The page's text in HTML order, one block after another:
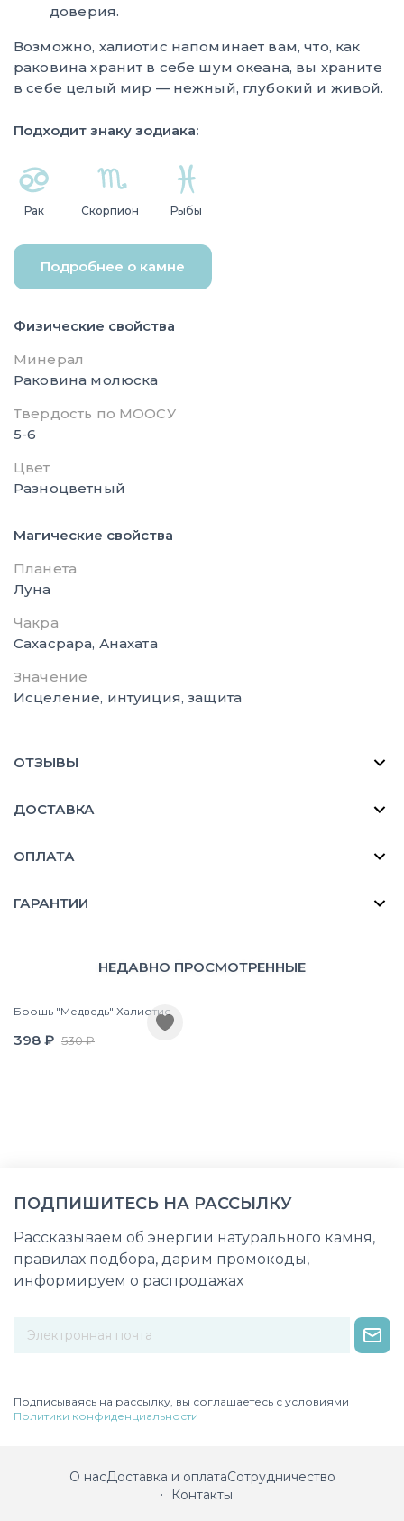
доверия.
Возможно, халиотис напоминает вам, что, как
раковина хранит в себе шум океана, вы храните
в себе целый мир — нежный, глубокий и живой.
Подходит знаку зодиака:
Рак Скорпион Рыбы
Подробнее о камне
Физические свойства
Минерал
Раковина молюска
Твердость по МООСУ
5-6
Цвет
Разноцветный
Магические свойства
Планета
Луна
Чакра
Сахасрара, Анахата
Значение
Исцеление, интуиция, защита
ОТЗЫВЫ
ДОСТАВКА
ОПЛАТА
ГАРАНТИИ
НЕДАВНО ПРОСМОТРЕННЫЕ
Брошь "Медведь" Халиотис
398 ₽ 530 ₽
ПОДПИШИТЕСЬ НА РАССЫЛКУ
Рассказываем об энергии натурального камня,
правилах подбора, дарим промокоды,
информируем о распродажах
Подписываясь на рассылку, вы соглашаетесь с условиями
Политики конфиденциальности
О насДоставка и оплатаСотрудничество
Контакты